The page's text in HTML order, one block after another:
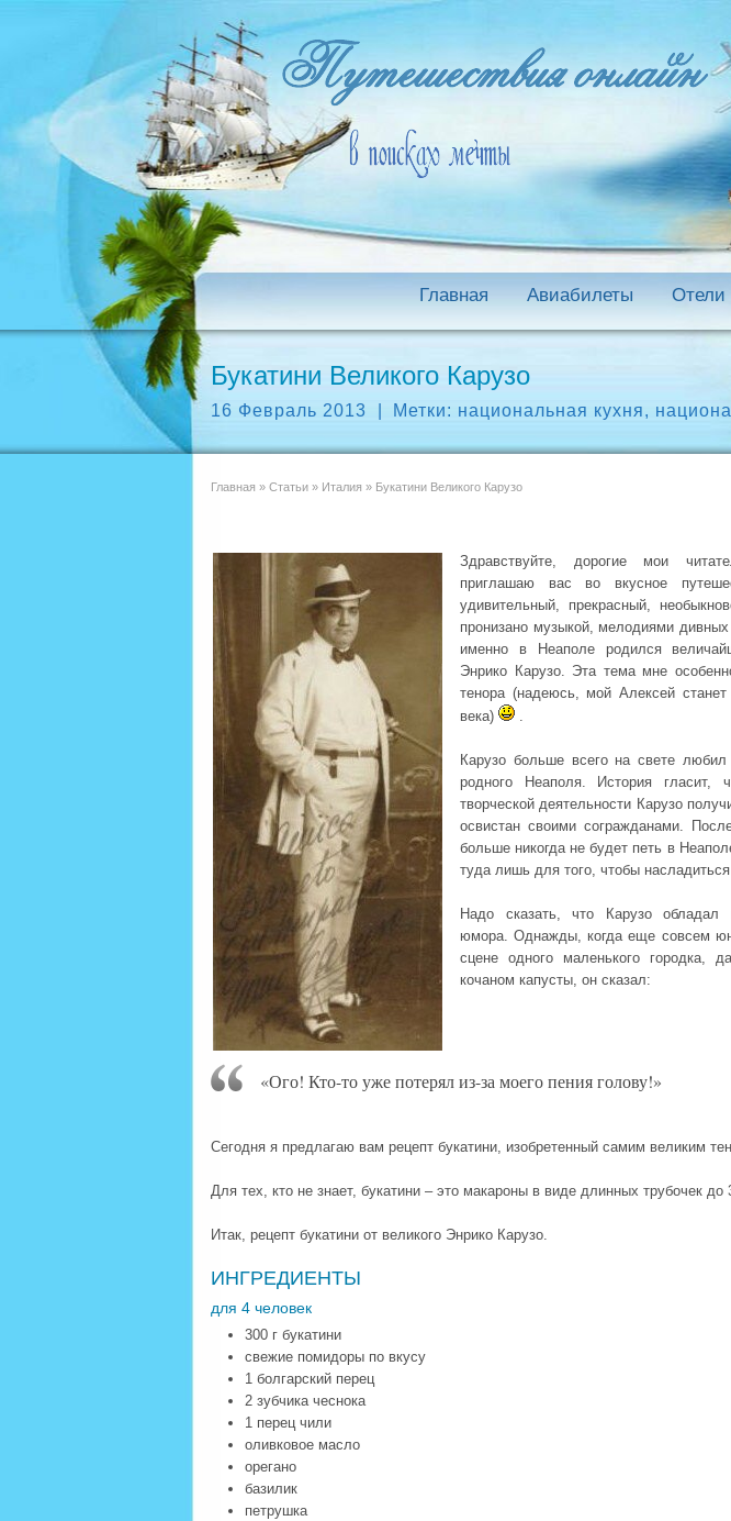
Главная Авиабилеты Отели
Букатини Великого Карузо
16 Февраль 2013 Метки: национальная кухня,
Главная » Статьи » Италия » Букатини Великого Карузо
Здравствуйте, дорогие мои
приглашаю вас во вкусное
удивительный, прекрасный,
пронизано музыкой, мелодиями
именно в Неаполе родился
Энрико Карузо. Эта тема мне
тенора (надеюсь, мой Алексей
века)
.
Карузо больше всего на свете любил
родного Неаполя. История
творческой деятельности Карузо
освистан своими согражданами.
больше никогда не будет петь в
туда лишь для того, чтобы
Надо сказать, что Карузо обладал
юмора. Однажды, когда еще совсем
сцене одного маленького городка,
кочаном капусты, он сказал:
«Ого! Кто-то уже потерял из-за моего пения голову!»
Сегодня я предлагаю вам рецепт букатини, изобретенный самим великим
Для тех, кто не знает, букатини – это макароны в виде длинных трубочек
Итак, рецепт букатини от великого Энрико Карузо.
ИНГРЕДИЕНТЫ
для 4 человек
300 г букатини
свежие помидоры по вкусу
1 болгарский перец
2 зубчика чеснока
1 перец чили
оливковое масло
орегано
базилик
петрушка